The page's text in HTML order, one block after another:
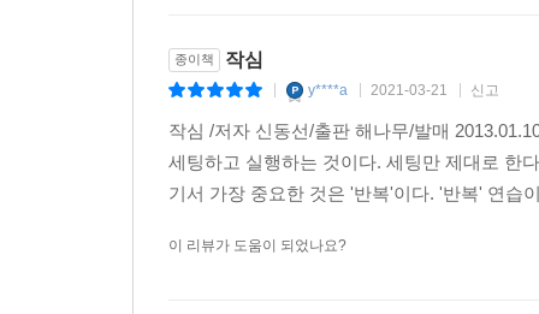
종이책 작심
y****a 2021-03-21 신고
작심 /저자 신동선/출판 해나무/발매
세팅하고 실행하는 것이다. 세팅만 제대로 한
기서 가장 중요한 것은 '반복'이다. '반복' 연습
이 리뷰가 도움이 되었나요?